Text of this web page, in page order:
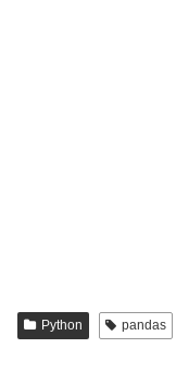
Python pandas